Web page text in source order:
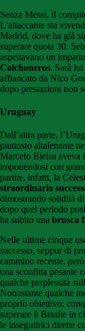
Senza Messi, il
L’attaccante sta
Madrid, dove ha già
superare quota 30.
aspettavano un
Colchoneros. Sarà
affiancato da Nico
dopo prestazioni non
Uruguay
Dall’altra parte,
piuttosto altalenante
Marcelo Bielsa aveva
imponendosi con
partite, infatti, la
straordinario
dimostrando solidità
dopo quel periodo
ha subito una brusca
Nelle ultime cinque
successo, seppur di
cammino recente,
una sconfitta pesante
qualche perplessità
Nonostante qualche
proprio obiettivo:
superare il Brasile in
le inseguitrici dirette